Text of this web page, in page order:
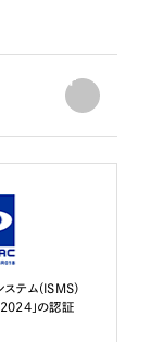
テム（ISMS）
」の認証